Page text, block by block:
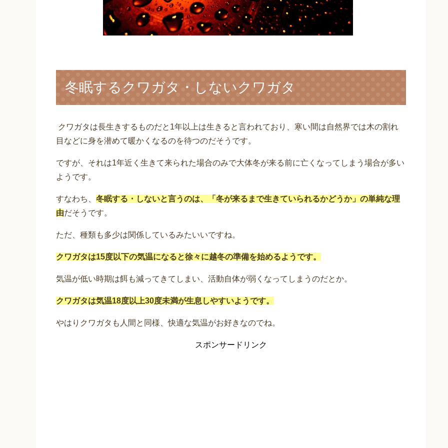
冬眠するクワガタ・しないクワガタ
クワガタは長生きするものだと1年以上は生きると言われており、寒い間は自然界では木の割れ
目などに身を潜めて暖かくなるのを待つのだそうです。
ですが、それは1年近く生きて来られた場合のみで大体冬が来る前に亡くなってしまう場合が多い
ようです。
すなわち、 冬眠する・しないと言うのは、「冬が来るまで生きていられるかどうか」の単純な理
由だそうです。
ただ、種類も多少は関係しているみたいいですね。
クワガタは15度以下の気温になると徐々に越冬の準備を始めるようです。
気温が低い時期は餌も減ってきてしまい、活動自体が弱くなってしまうのだとか。
クワガタは気温18度以上30度未満が生息しやすいようです。
やはりクワガタも人間と同様、快適な気温がお好きなのでね。
スポンサードリンク